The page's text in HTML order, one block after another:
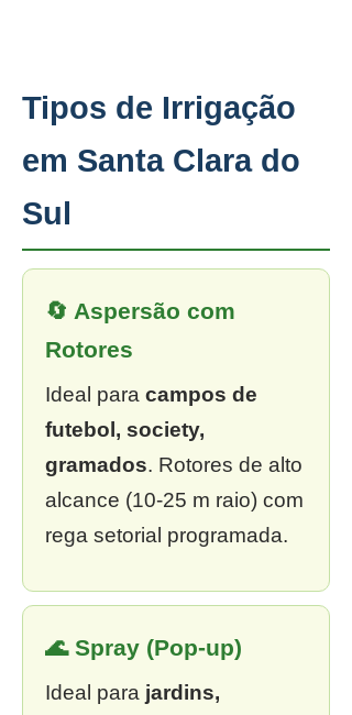
Tipos de Irrigação
em Santa Clara do
Sul
🔄 Aspersão com
Rotores
Ideal para campos de
futebol, society,
gramados. Rotores de alto
alcance (10-25 m raio) com
rega setorial programada.
🌊 Spray (Pop-up)
Ideal para jardins,